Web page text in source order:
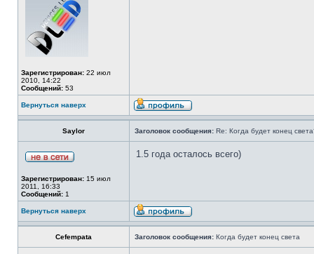
Зарегистрирован: 22 июл
2010, 14:22
Сообщений: 53
Вернуться наверх
Saylor Заголовок сообщения: Re: Когда будет конец
Зарегистрирован: 15 июл
2011, 16:33
Сообщений: 1
1.5 года осталось всего)
Вернуться наверх
Cefempata Заголовок сообщения: Когда будет конец света